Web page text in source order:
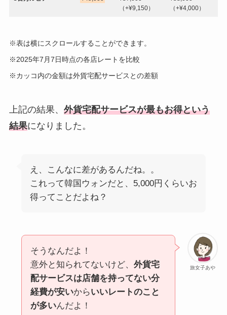
（+¥9,150）
（+¥4,000）
※表は横にスクロールすることができます。
※2025年7月7日時点の各店レートを比較
※カッコ内の金額は外貨宅配サービスとの差額
上記の結果、 外貨宅配サービスが最もお得という
結果になりました。
え、こんなに差があるんだね。。
これって韓国ウォンだと、5,000円くらいお
得ってことだよね？
旅女子あや
そうなんだよ！
意外と知られてないけど、 外貨宅
配サービスは店舗を持ってない分
経費が安いからいいレートのこと
が多いんだよ！